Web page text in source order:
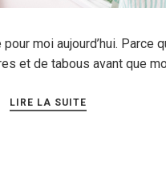
moi aujourd’hui. Parce
et de tabous avant que
LIRE LA SUITE